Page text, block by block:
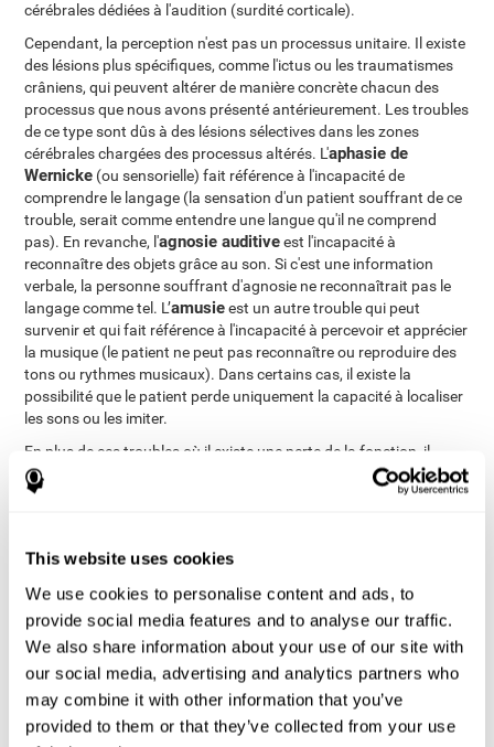
This website uses cookies
We use cookies to personalise content and ads, to
provide social media features and to analyse our traffic.
We also share information about your use of our site with
our social media, advertising and analytics partners who
may combine it with other information that you’ve
provided to them or that they’ve collected from your use
cérébrales dédiées à l'audition (surdité corticale).
Cependant, la perception n'est pas un processus unitaire. Il existe
des lésions plus spécifiques, comme l'ictus ou les traumatismes
crâniens, qui peuvent altérer de manière concrète chacun des
processus que nous avons présenté antérieurement. Les troubles
de ce type sont dûs à des lésions sélectives dans les zones
cérébrales chargées des processus altérés. L'aphasie de
Wernicke (ou sensorielle) fait référence à l'incapacité de
comprendre le langage (la sensation d'un patient souffrant de ce
trouble, serait comme entendre une langue qu'il ne comprend
pas). En revanche, l'agnosie auditiveest l'incapacité à
reconnaître des objets grâce au son. Si c'est une information
verbale, la personne souffrant d'agnosie ne reconnaîtrait pas le
langage comme tel. L’amusieest un autre trouble qui peut
survenir et qui fait référence à l'incapacité à percevoir et apprécier
la musique (le patient ne peut pas reconnaître ou reproduire des
tons ou rythmes musicaux). Dans certains cas, il existe la
possibilité que le patient perde uniquement la capacité à localiser
les sons ou les imiter.
En plus de ces troubles où il existe une perte de la fonction, il
existe également des troubles où les personnes écoutent des
sons qui n'existent pas. Le plus connu est celui les
acouphènequi
au niveau du cortex auditif, ce qui engendre des hallucinations.
C'est ce qui arrive avec la
schizophrénie (où les hallucinations
peuvent être jusqu'à menaçantes). Il existe d'autres types
d'hallucinations comme leshallucinations musicales, comme si
nous écoutions de la musique comme si celle-ci sortait d'une
radio qui n'existe pas et que nous ne pouvons pas éteindre. Dans
le cas de laParacusia de Willis, les hallucinations auditives sont
accompagnées d'une réduction de l'audition.